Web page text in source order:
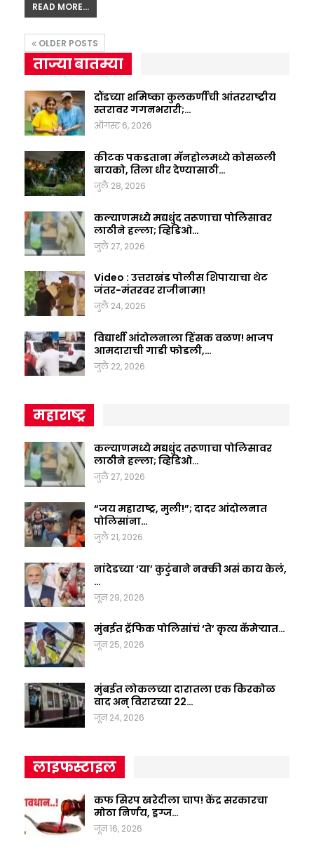
READ MORE...
OLDER POSTS
ताज्या बातम्या
दौंडच्या शमिष्का कुलकर्णीची आंतरराष्ट्रीय
स्तरावर गगनभरारी;…
ऑगस्ट 6, 2026
कीटक पकडताना मॅनहोलमध्ये कोसळली
बायको, तिला धीर देण्यासाठी…
जुलै 28, 2026
कल्याणमध्ये मद्यधुंद तरूणाचा पोलिसावर
लाठीने हल्ला; व्हिडिओ…
जुलै 27, 2026
Video : उत्तराखंड पोलीस शिपायाचा थेट
जंतर-मंतरवर राजीनामा!
जुलै 24, 2026
विद्यार्थी आंदोलनाला हिंसक वळण! भाजप
आमदाराची गाडी फोडली,…
जुलै 22, 2026
महाराष्ट्र
कल्याणमध्ये मद्यधुंद तरूणाचा पोलिसावर
लाठीने हल्ला; व्हिडिओ…
जुलै 27, 2026
“जय महाराष्ट्र, मुली!”; दादर आंदोलनात
पोलिसांना…
जुलै 21, 2026
नांदेडच्या ‘या’ कुटुंबाने नक्की असं काय केलं,
…
जून 29, 2026
मुंबईत ट्रॅफिक पोलिसांचं ‘ते’ कृत्य कॅमेऱ्यात…
जून 25, 2026
मुंबईत लोकलच्या दारातला एक किरकोळ
वाद अन् विरारच्या 22…
जून 24, 2026
लाइफस्टाइल
कफ सिरप खरेदीला चाप! केंद्र सरकारचा
मोठा निर्णय, ड्रग्ज…
जून 16, 2026